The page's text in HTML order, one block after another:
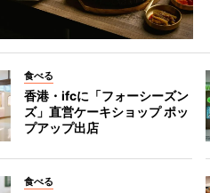
食べる
香港・ifcに「フォーシーズン
ズ」直営ケーキショップ ポッ
プアップ出店
食べる